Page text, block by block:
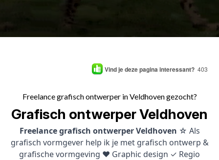
Vind je deze pagina interessant? 403
Freelance grafisch ontwerper in Veldhoven gezocht?
Grafisch ontwerper Veldhoven
Freelance grafisch ontwerper Veldhoven ☆ Als
grafisch vormgever help ik je met grafisch ontwerp &
grafische vormgeving ♥ Graphic design ✓ Regio